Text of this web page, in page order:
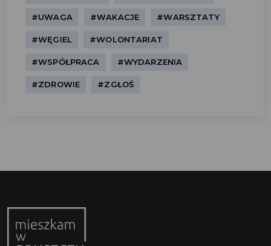
#UWAGA #WAKACJE #WARSZTATY
#WĘGIEL #WOLONTARIAT
#WSPÓŁPRACA #WYDARZENIA
#ZDROWIE #ZGŁOŚ